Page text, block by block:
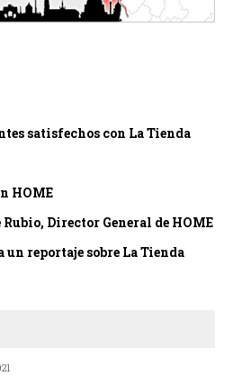
satisfechos con La Tienda
HOME
Director General de HOME
un reportaje sobre La Tienda